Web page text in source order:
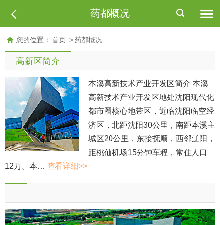
药都概况
您的位置： 首页 > 药都概况
高新区简介
本溪高新技术产业开发区简介 本溪
高新技术产业开发区地处沈阳现代化
都市圈核心地带区，近临沈阳临空经
济区，北距沈阳30公里，南距本溪主
城区20公里，东接抚顺，西邻辽阳，
距桃仙机场15分钟车程，常住人口
12万。本… 查看详细>>